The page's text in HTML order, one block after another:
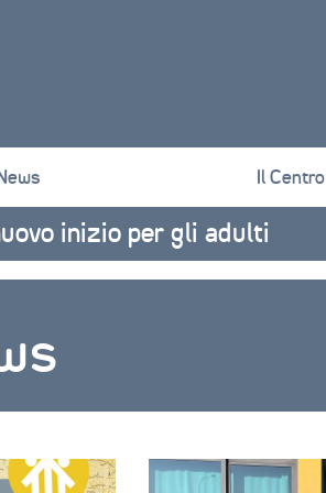
Il Centro
inizio per gli adulti